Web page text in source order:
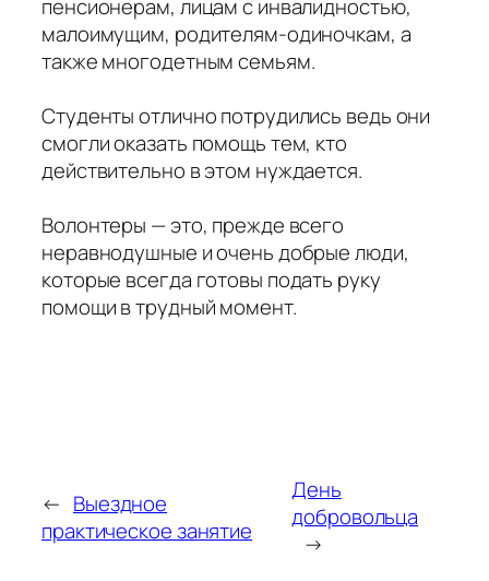
пенсионерам, лицам с инвалидностью,
малоимущим, родителям-одиночкам, а
также многодетным семьям.
Студенты отлично потрудились ведь они
смогли оказать помощь тем, кто
действительно в этом нуждается.
Волонтеры — это, прежде всего
неравнодушные и очень добрые люди,
которые всегда готовы подать руку
помощи в трудный момент.
← Выездное
практическое занятие
День
добровольца
→